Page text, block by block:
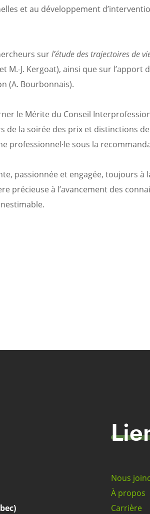
et au développement
surl’étude des trajectoires de
M.-J. Kergoat), ainsi que sur
(A. Bourbonnais).
le Mérite du Conseil
de la soirée des prix et distinctions
professionnel·le sous la
passionnée et engagée, toujours
précieuse à l’avancement des
Nous
À propos
Carrière